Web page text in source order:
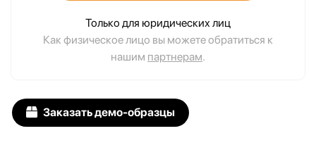
Только для юридических лиц
Как физическое лицо вы можете обратиться к
нашим партнерам.
Заказать демо-образцы